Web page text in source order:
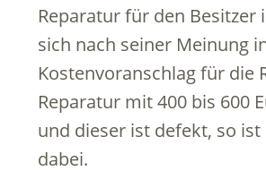
Reparatur für den
sich nach seiner Meinung
Kostenvoranschlag für die
Reparatur mit 400 bis 600
und dieser ist defekt, so
dabei.